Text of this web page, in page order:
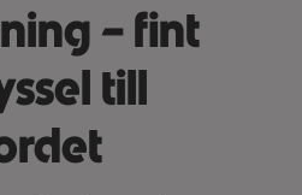
– fint
till